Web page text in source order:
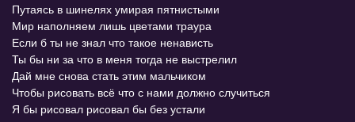
Путаясь в шинелях умирая пятнистыми
Мир наполняем лишь цветами траура
Если б ты не знал что такое ненависть
Ты бы ни за что в меня тогда не выстрелил
Дай мне снова стать этим мальчиком
Чтобы рисовать всё что с нами должно случиться
Я бы рисовал рисовал бы без устали